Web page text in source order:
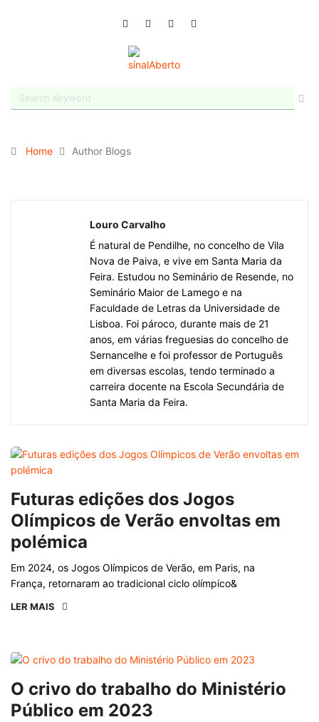
Home Author Blogs
Louro Carvalho
É natural de Pendilhe, no concelho de Vila
Nova de Paiva, e vive em Santa Maria da
Feira. Estudou no Seminário de Resende, no
Seminário Maior de Lamego e na
Faculdade de Letras da Universidade de
Lisboa. Foi pároco, durante mais de 21
anos, em várias freguesias do concelho de
Sernancelhe e foi professor de Português
em diversas escolas, tendo terminado a
carreira docente na Escola Secundária de
Santa Maria da Feira.
Futuras edições dos Jogos
Olímpicos de Verão envoltas em
polémica
Em 2024, os Jogos Olímpicos de Verão, em Paris, na
França, retornaram ao tradicional ciclo olímpico&
LER MAIS
O crivo do trabalho do Ministério
Público em 2023